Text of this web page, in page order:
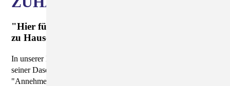
"Hier fühle ich mich angenommen, hier bin ich
zu Hause"
In unserer Einrichtung interessiert der Mensch in der Vielfalt
seiner Daseinsform. Wichtig ist uns das menschliche
"Annehmen" des behinderten Menschen. Sein Anderssein wird